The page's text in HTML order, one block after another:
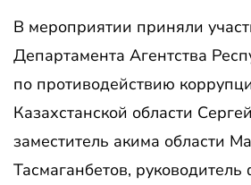
В мероприятии приняли
Департамента Агентства
по противодействию
Казахстанской области
заместитель акима области
Тасмаганбетов,